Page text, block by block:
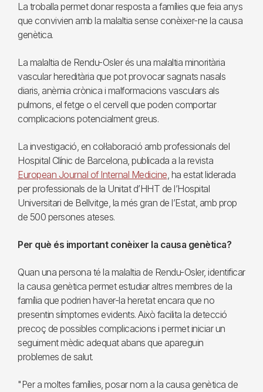
La troballa permet donar resposta a famílies que feia anys
que convivien amb la malaltia sense conèixer-ne la causa
genètica.
La malaltia de Rendu-Osler és una malaltia minoritària
vascular hereditària que pot provocar sagnats nasals
diaris, anèmia crònica i malformacions vasculars als
pulmons, el fetge o el cervell que poden comportar
complicacions potencialment greus.
La investigació, en col·laboració amb professionals del
Hospital Clínic de Barcelona, publicada a la revista
European Journal of Internal Medicine, ha estat liderada
per professionals de la Unitat d’HHT de l’Hospital
Universitari de Bellvitge, la més gran de l’Estat, amb prop
de 500 persones ateses.
Per què és important conèixer la causa genètica?
Quan una persona té la malaltia de Rendu-Osler, identificar
la causa genètica permet estudiar altres membres de la
família que podrien haver-la heretat encara que no
presentin símptomes evidents. Això facilita la detecció
precoç de possibles complicacions i permet iniciar un
seguiment mèdic adequat abans que apareguin
problemes de salut.
"Per a moltes famílies, posar nom a la causa genètica de